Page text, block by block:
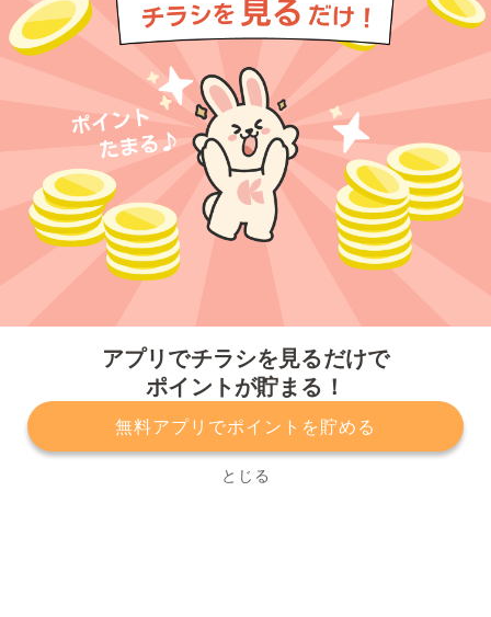
アプリでチラシを見るだけで
ポイントが貯まる！
無料アプリでポイントを貯める
とじる
プライバシーポリシー 利用規約
運営会社
サービスに関してのお問い合わせ